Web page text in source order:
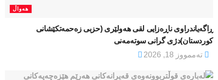
هەواڵ
ڕاگەیاندراوی ناڕەزایی لقی هەولێری (حزبی زەحمەتکێشانی
کوردستان)دژی گرانی سوتەمەنی
تەممووز 18, 2026